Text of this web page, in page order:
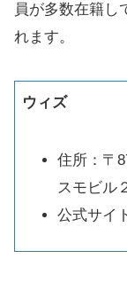
員が多数在籍し
れます。
ウィズ
住所：〒
スモビ
公式サイ